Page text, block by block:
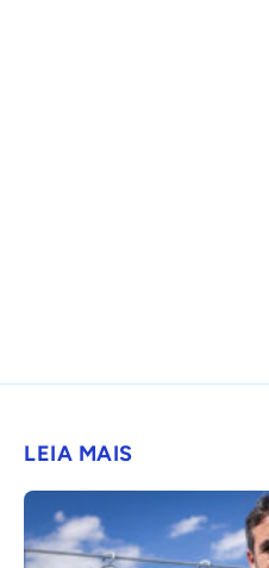
LEIA MAIS